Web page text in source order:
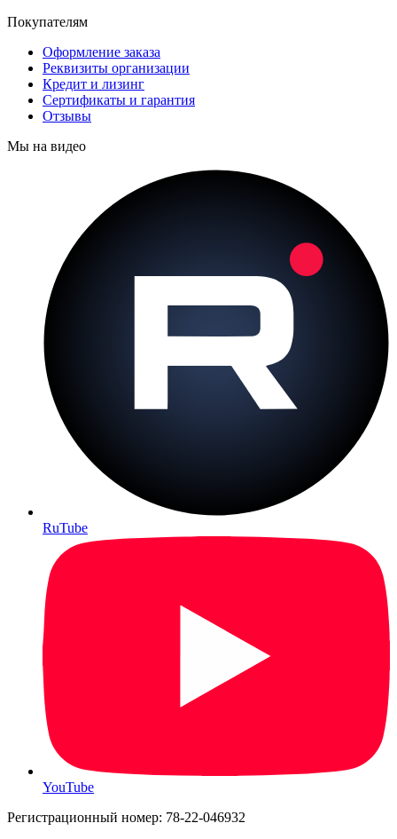
Покупателям
Оформление заказа
Реквизиты организации
Кредит и лизинг
Сертификаты и гарантия
Отзывы
Мы на видео
RuTube
YouTube
Регистрационный номер: 78-22-046932